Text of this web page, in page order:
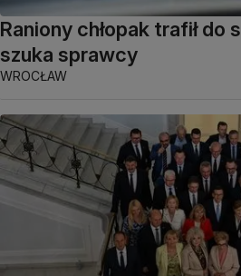
Raniony chłopak trafił do
szuka sprawcy
WROCŁAW